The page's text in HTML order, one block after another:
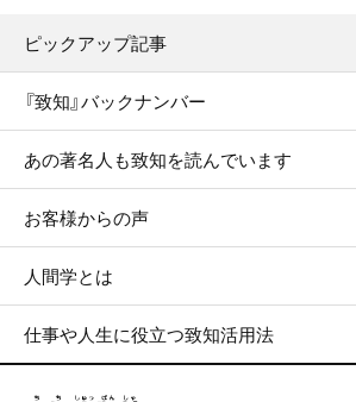
ピックアップ記事
『致知』バックナンバー
あの著名人も致知を読んでいます
お客様からの声
人間学とは
仕事や人生に役立つ致知活用法